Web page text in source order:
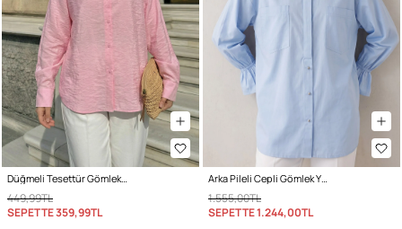
Düğmeli Tesettür Gömlek 612137 - PEMBE
449,99TL
SEPETTE359,99TL
Arka Pileli Cepli Gömlek Y0147 - BEBE MAVİSİ
1.555,00TL
SEPETTE1.244,00TL